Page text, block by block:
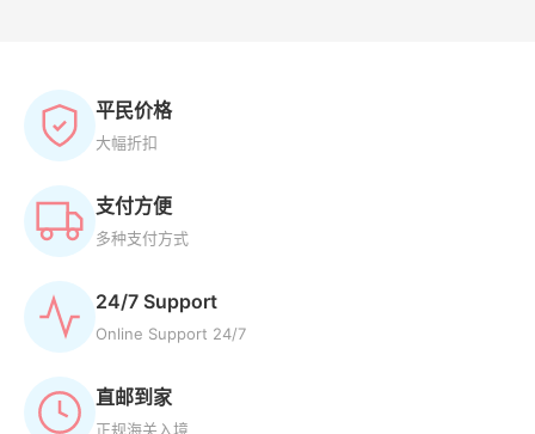
平民价格
大幅折扣
支付方便
多种支付方式
24/7 Support
Online Support 24/7
直邮到家
正规海关入境